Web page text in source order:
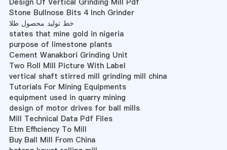
Stone Bullnose Bits 4 Inch Grinder
خط تولید محصول طلا
states that mine gold in nigeria
purpose of limestone plants
Cement Wanakbori Grinding Unit
Two Roll Mill Picture With Label
vertical shaft stirred mill grinding mill china
Tutorials For Mining Equipments
equipment used in quarry mining
design of motor drives for ball mills
Mill Technical Data Pdf Files
Etm Efficiency To Mill
Buy Ball Mill From China